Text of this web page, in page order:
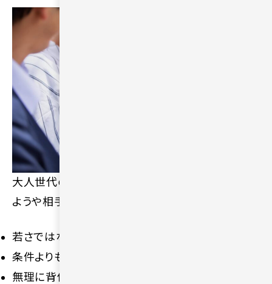
大人世代の出会いを実らせるためには、内面の持ち
ようや相手への接し方が重要です。
若さではなく安心感や誠実さが重視される
条件よりも価値観の近さを意識する
無理に背伸びせず自然体で接する